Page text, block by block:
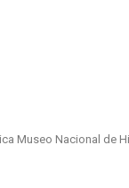
Museo Nacional de